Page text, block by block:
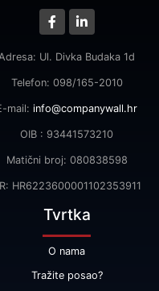
Ul. Divka Budaka 1d
Telefon: 098/165-2010
mail: info@companywall.hr
OIB : 93441573210
Matični broj: 080838598
HR6223600001102353911
Tvrtka
O nama
Tražite posao?